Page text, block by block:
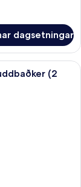
dagsetningar
skrifborð,
(2